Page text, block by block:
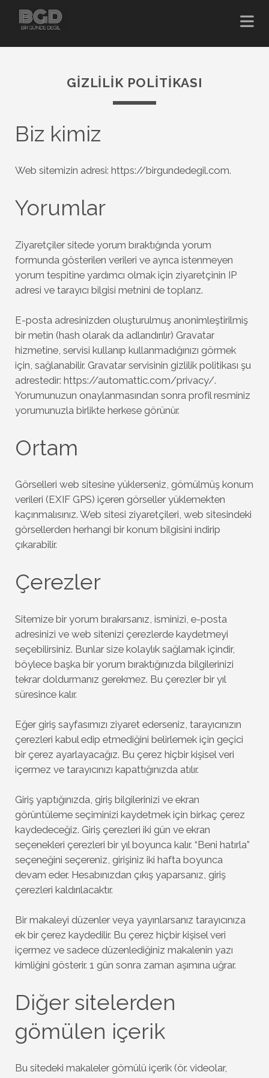
GIZLILIK POLITIKASI
Biz kimiz
Web sitemizin adresi: https://birgundedegil.com.
Yorumlar
Ziyaretçiler sitede yorum bıraktığında yorum
formunda gösterilen verileri ve ayrıca istenmeyen
yorum tespitine yardımcı olmak için ziyaretçinin IP
adresi ve tarayıcı bilgisi metnini de toplarız.
E-posta adresinizden oluşturulmuş anonimleştirilmiş
bir metin (hash olarak da adlandırılır) Gravatar
hizmetine, servisi kullanıp kullanmadığınızı görmek
için, sağlanabilir. Gravatar servisinin gizlilik politikası şu
adrestedir: https://automattic.com/privacy/.
Yorumunuzun onaylanmasından sonra profil resminiz
yorumunuzla birlikte herkese görünür.
Ortam
Görselleri web sitesine yüklerseniz, gömülmüş konum
verileri (EXIF GPS) içeren görseller yüklemekten
kaçınmalısınız. Web sitesi ziyaretçileri, web sitesindeki
görsellerden herhangi bir konum bilgisini indirip
çıkarabilir.
Çerezler
Sitemize bir yorum bırakırsanız, isminizi, e-posta
adresinizi ve web sitenizi çerezlerde kaydetmeyi
seçebilirsiniz. Bunlar size kolaylık sağlamak içindir,
böylece başka bir yorum bıraktığınızda bilgilerinizi
tekrar doldurmanız gerekmez. Bu çerezler bir yıl
süresince kalır.
Eğer giriş sayfasımızı ziyaret ederseniz, tarayıcınızın
çerezleri kabul edip etmediğini belirlemek için geçici
bir çerez ayarlayacağız. Bu çerez hiçbir kişisel veri
içermez ve tarayıcınızı kapattığınızda atılır.
Giriş yaptığınızda, giriş bilgilerinizi ve ekran
görüntüleme seçiminizi kaydetmek için birkaç çerez
kaydedeceğiz. Giriş çerezleri iki gün ve ekran
seçenekleri çerezleri bir yıl boyunca kalır. “Beni hatırla”
seçeneğini seçereniz, girişiniz iki hafta boyunca
devam eder. Hesabınızdan çıkış yaparsanız, giriş
çerezleri kaldırılacaktır.
Bir makaleyi düzenler veya yayınlarsanız tarayıcınıza
ek bir çerez kaydedilir. Bu çerez hiçbir kişisel veri
içermez ve sadece düzenlediğiniz makalenin yazı
kimliğini gösterir. 1 gün sonra zaman aşımına uğrar.
Diğer sitelerden
gömülen içerik
Bu sitedeki makaleler gömülü içerik (ör. videolar,